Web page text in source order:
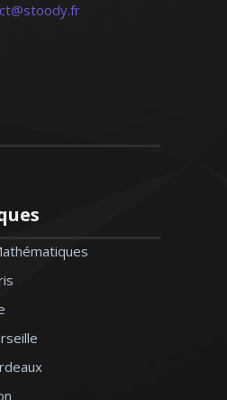
d'une maîtrise en biologie,
SVT au sein des collèges et
formateur travaillant au sein
structure chargée de
scolaire. Je donne